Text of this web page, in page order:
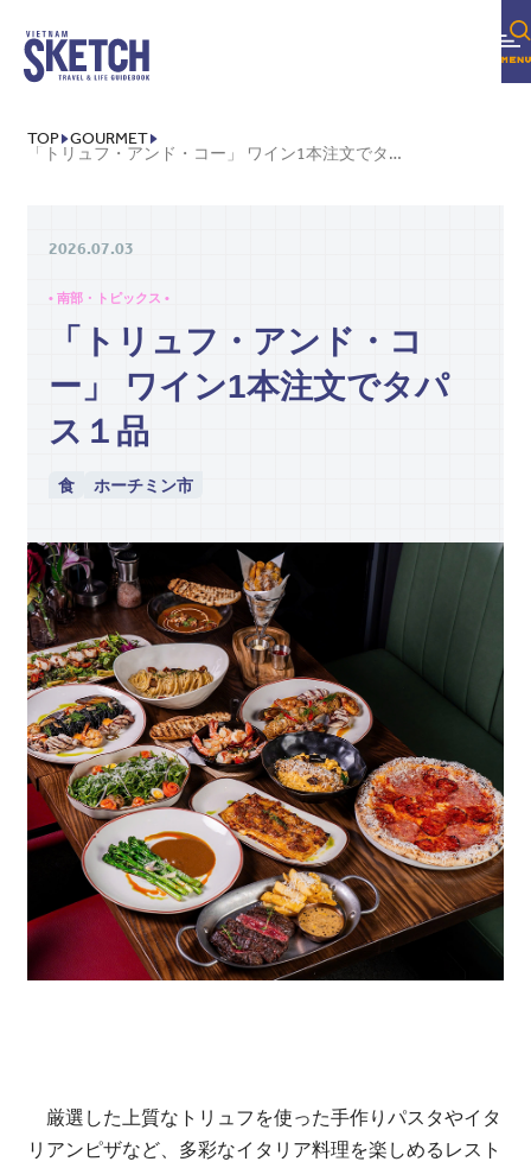
TOP GOURMET
「トリュフ・アンド・コー」 ワイン1本注文でタパス１品
2026.07.03
• 南部・トピックス •
「トリュフ・アンド・コ
ー」 ワイン1本注文でタパ
ス１品
食 ホーチミン市
厳選した上質なトリュフを使った手作りパスタやイタ
リアンピザなど、多彩なイタリア料理を楽しめるレスト